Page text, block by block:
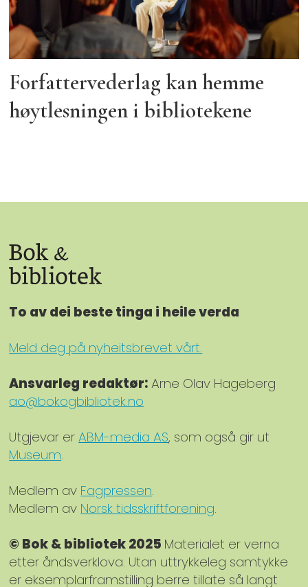
Forfattervederlag kan hemme
høytlesningen i bibliotekene
To av dei beste tinga i heile verda
Meld deg på nyheitsbrevet vårt.
Ansvarleg redaktør:Arne Olav Hageberg
ao@bokogbibliotek.no
Utgjevar erABM-media AS, som også gir ut
Museum.
Medlem av Fagpressen.
Medlem av Norsk tidsskriftforening.
© Bok & bibliotek 2025 Materialet er verna
etter åndsverklova. Utan uttrykkeleg samtykke
er eksemplarframstilling berre tillate så langt